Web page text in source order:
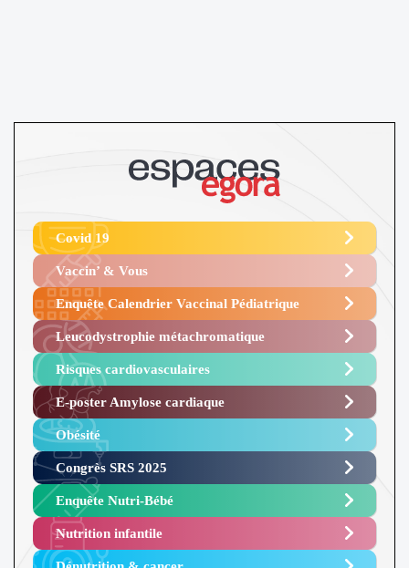
Covid 19
Vaccin’ & Vous
Enquête Calendrier Vaccinal Pédiatrique
Leucodystrophie métachromatique
Risques cardiovasculaires
E-poster Amylose cardiaque ​
Obésité ​
Congrès SRS 2025 ​
Enquête Nutri-Bébé ​
Nutrition infantile